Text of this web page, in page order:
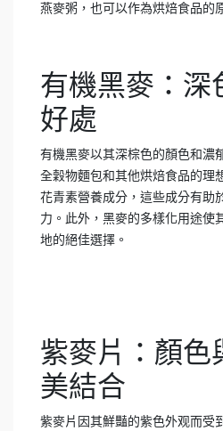
燕麥粥，也可以作為烘焙食品的
有機黑麥：深
好處
有機黑麥以其深棕色的顏色和濃
全穀物麵包和其他烘焙食品的理
花青素營養成分，這些成分有助
力。此外，黑麥的多樣化用途使
地的絕佳選擇。
紫麥片：顏色
美結合
紫麥片因其鮮豔的紫色外观而受